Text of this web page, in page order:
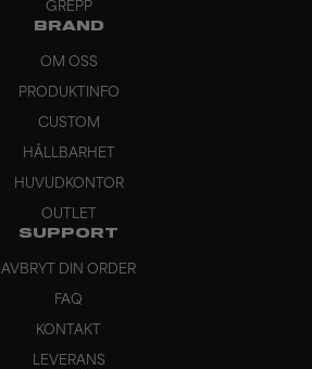
GREPP
BRAND
OM OSS
PRODUKTINFO
CUSTOM
HÅLLBARHET
HUVUDKONTOR
OUTLET
SUPPORT
AVBRYT DIN ORDER
FAQ
KONTAKT
LEVERANS